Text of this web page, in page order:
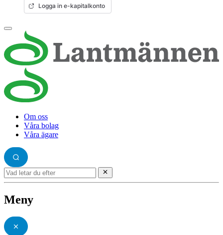
Logga in e-kapitalkonto
Om oss
Våra bolag
Våra ägare
Meny